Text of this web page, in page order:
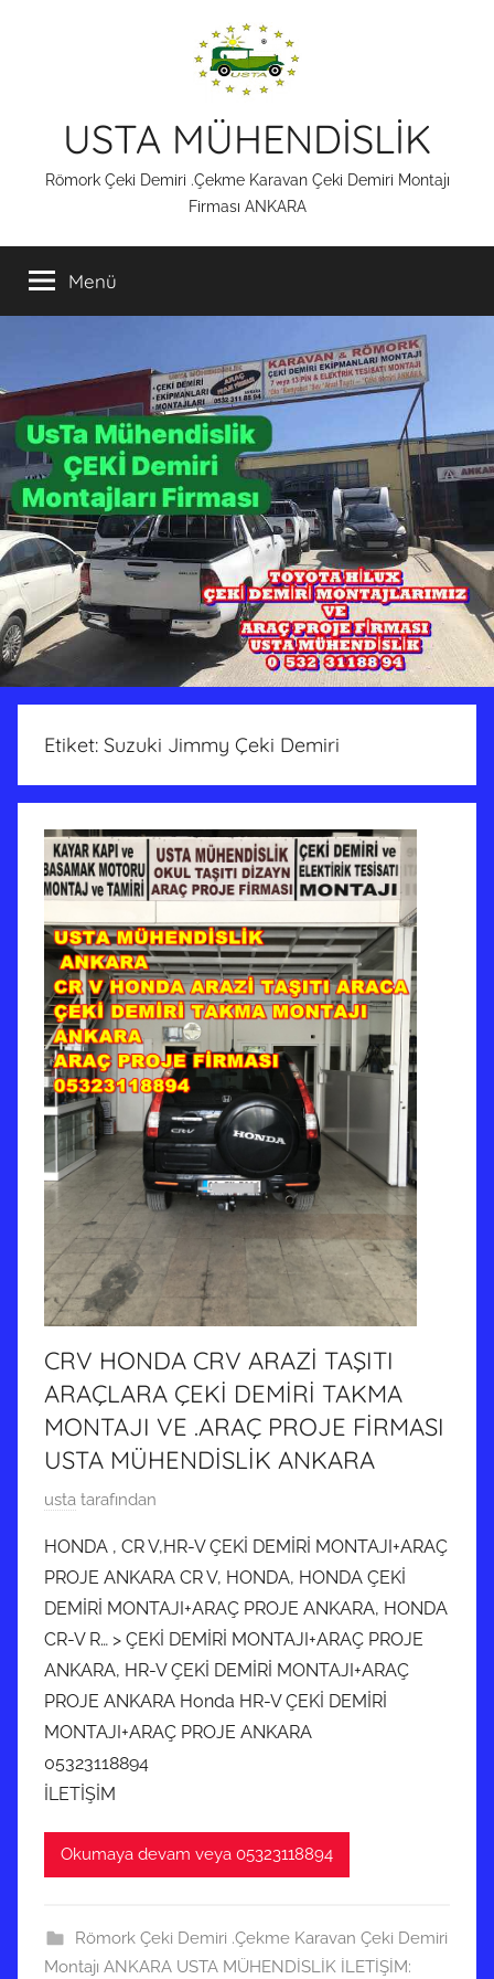
USTA MÜHENDİSLİK
Römork Çeki Demiri .Çekme Karavan Çeki Demiri Montajı
Firması ANKARA
Menü
Etiket: Suzuki Jimmy Çeki Demiri
CRV HONDA CRV ARAZİ TAŞITI
ARAÇLARA ÇEKİ DEMİRİ TAKMA
MONTAJI VE .ARAÇ PROJE FİRMASI
USTA MÜHENDİSLİK ANKARA
1
M
a
r
t
2
0
2
2
t
i
i
n
usta tarafından
HONDA , CR V,HR-V ÇEKİ DEMİRİ MONTAJI+ARAÇ
PROJE ANKARA CR V, HONDA, HONDA ÇEKİ
DEMİRİ MONTAJI+ARAÇ PROJE ANKARA, HONDA
CR-V R… > ÇEKİ DEMİRİ MONTAJI+ARAÇ PROJE
ANKARA, HR-V ÇEKİ DEMİRİ MONTAJI+ARAÇ
PROJE ANKARA Honda HR-V ÇEKİ DEMİRİ
MONTAJI+ARAÇ PROJE ANKARA
05323118894
İLETİŞİM
Okumaya devam veya 05323118894
Römork Çeki Demiri .Çekme Karavan Çeki Demiri
Montajı ANKARA USTA MÜHENDİSLİK İLETİŞİM: